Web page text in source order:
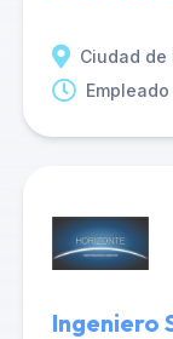
Ciudad de
Ingeniero